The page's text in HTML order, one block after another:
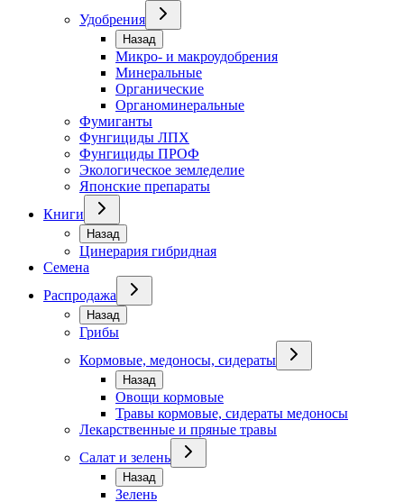
Удобрения
Назад
Микро- и макроудобрения
Минеральные
Органические
Органоминеральные
Фумиганты
Фунгициды ЛПХ
Фунгициды ПРОФ
Экологическое земледелие
Японские препараты
Книги
Назад
Цинерария гибридная
Семена
Распродажа
Назад
Грибы
Кормовые, медоносы, сидераты
Назад
Овощи кормовые
Травы кормовые, сидераты медоносы
Лекарственные и пряные травы
Салат и зелень
Назад
Зелень